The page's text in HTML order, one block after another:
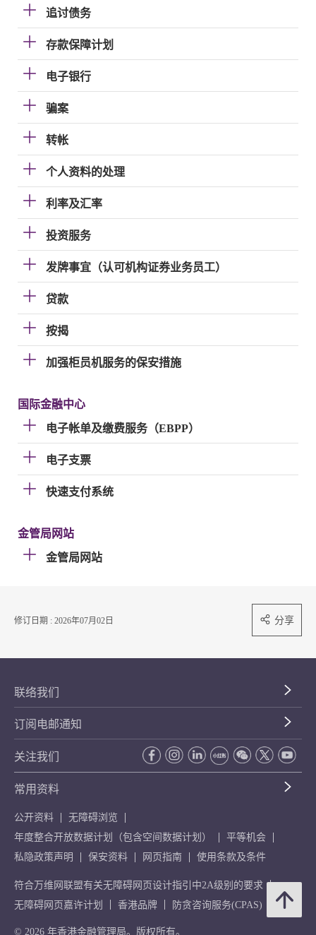
追讨债务
存款保障计划
电子银行
骗案
转帐
个人资料的处理
利率及汇率
投资服务
发牌事宜（认可机构证券业务员工）
贷款
按揭
加强柜员机服务的保安措施
国际金融中心
电子帐单及缴费服务（EBPP）
电子支票
快速支付系统
金管局网站
金管局网站
修订日期 : 2026年07月02日 分享
联络我们
订阅电邮通知
关注我们
常用资料
公开资料
无障碍浏览
年度整合开放数据计划（包含空间数据计划）
平等机会
私隐政策声明
保安资料 网页指南 使用条款及条件
符合万维网联盟有关无障碍网页设计指引中2A级别的要求
无障碍网页嘉许计划
香港品牌 防贪咨询服务(CPAS)
© 2026 年香港金融管理局。版权所有。